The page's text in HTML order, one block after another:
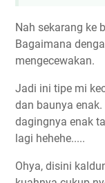
Nah sekarang ke
Bagaimana
mengecewakan.
Jadi ini tipe mi
dan baunya
dagingnya enak
lagi hehehe.....
Ohya, disini